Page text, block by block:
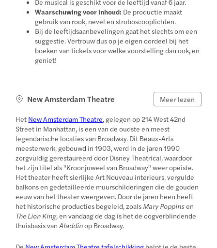
Waarschuwing voor inhoud: De productie maakt
gebruik van rook, nevel en stroboscooplichten.
Bij de leeftijdsaanbevelingen gaat het slechts om een
suggestie. Vertrouw dus op je eigen oordeel bij het
boeken van tickets voor welke voorstelling dan ook, en
geniet!
New Amsterdam Theatre Meer lezen
Het New Amsterdam Theatre, gelegen op 214 West 42nd
Street in Manhattan, is een van de oudste en meest
legendarische locaties van Broadway. Dit Beaux-Arts
meesterwerk, gebouwd in 1903, werd in de jaren 1990
zorgvuldig gerestaureerd door Disney Theatrical, waardoor
het zijn titel als "Kroonjuweel van Broadway" weer opeiste.
Het theater heeft sierlijke Art Nouveau interieurs, vergulde
balkons en gedetailleerde muurschilderingen die de gouden
eeuw van het theater weergeven. Door de jaren heen heeft
het historische producties begeleid, zoals Mary Poppinsen
The Lion King, en vandaag de dag is het de oogverblindende
thuisbasis vanAladdinop Broadway.